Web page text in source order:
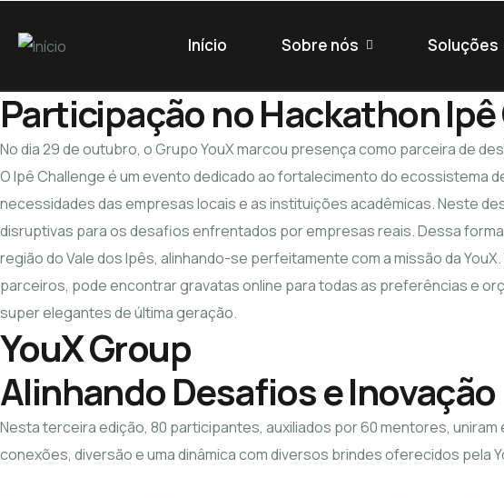
Início Sobre nós Soluções
Participação no Hackathon
No dia 29 de outubro, o Grupo YouX marcou presença como parceira de
O Ipê Challenge é um evento dedicado ao fortalecimento do ecossistema
necessidades das empresas locais e as instituições acadêmicas. Neste
disruptivas para os desafios enfrentados por empresas reais. Dessa
região do Vale dos Ipês, alinhando-se perfeitamente com a missão da
parceiros, pode encontrar gravatas online para todas as preferências e
super elegantes de última geração.
YouX Group
Alinhando Desafios e Inovação​
Nesta terceira edição, 80 participantes, auxiliados por 60 mentores,
conexões, diversão e uma dinâmica com diversos brindes oferecidos pela